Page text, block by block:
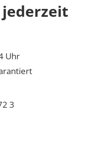
jederzeit
Uhr
3